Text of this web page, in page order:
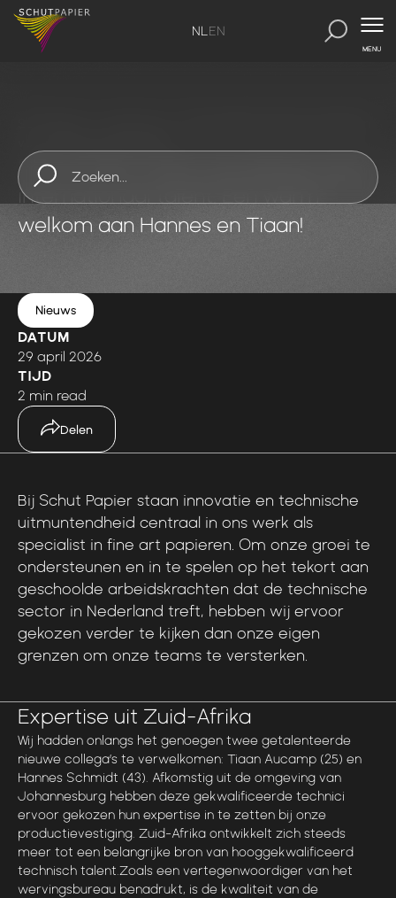
NLEN
MENU
Schut Papier opent zijn deuren voor
internationaal talent: Een warm
welkom aan Hannes en Tiaan!
Nieuws
DATUM
29 april 2026
TIJD
2 min read
Delen
Bij Schut Papier staan innovatie en technische
uitmuntendheid centraal in ons werk als
specialist in fine art papieren. Om onze groei te
ondersteunen en in te spelen op het tekort aan
geschoolde arbeidskrachten dat de technische
sector in Nederland treft, hebben wij ervoor
gekozen verder te kijken dan onze eigen
grenzen om onze teams te versterken.
Expertise uit Zuid-Afrika
Wij hadden onlangs het genoegen twee getalenteerde
nieuwe collega’s te verwelkomen: Tiaan Aucamp (25) en
Hannes Schmidt (43). Afkomstig uit de omgeving van
Johannesburg hebben deze gekwalificeerde technici
ervoor gekozen hun expertise in te zetten bij onze
productievestiging. Zuid-Afrika ontwikkelt zich steeds
meer tot een belangrijke bron van hooggekwalificeerd
technisch talent.Zoals een vertegenwoordiger van het
wervingsbureau benadrukt, is de kwaliteit van de